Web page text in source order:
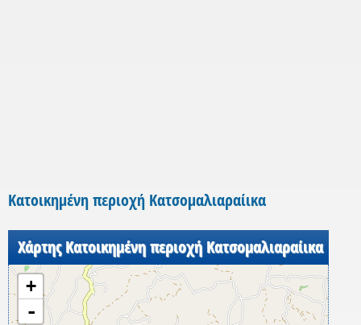
Κατοικημένη περιοχή Κατσομαλιαραίικα
Χάρτης Κατοικημένη περιοχή Κατσομαλιαραίικα
+
-